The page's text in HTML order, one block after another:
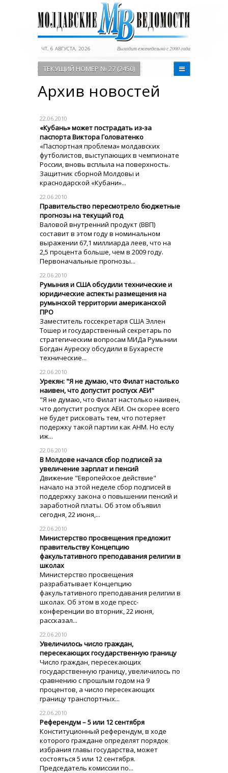
ЧТ, 6 АВГУСТА, 2026 Выходит еженедельно с 2000 года
ТЕКУЩИЙ НОМЕР № 27 (2450)
Архив новостей
22.06.2010
«Кубань» может пострадать из-за
паспорта Виктора Головатенко
«Паспортная проблема» молдавских
футболистов, выступающих в чемпионате
России, вновь всплыла на поверхность.
Защитник сборной Молдовы и
краснодарской «Кубани»...
22.06.2010
Правительство пересмотрело бюджетные
прогнозы на текущий год
Валовой внутренний продукт (ВВП)
составит в этом году в номинальном
выражении 67,1 миллиарда леев, что на
2,5 процента больше, чем в 2009 году.
Первоначальные прогнозы...
22.06.2010
Румыния и США обсудили технические и
юридические аспекты размещения на
румынской территории американской
ПРО
Заместитель госсекретаря США Эллен
Тошер и государственный секретарь по
стратегическим вопросам МИДа Румынии
Богдан Ауреску обсудили в Бухаресте
технические...
22.06.2010
Урекян: "Я не думаю, что Филат настолько
наивен, что допустит роспуск АЕИ"
"Я не думаю, что Филат настолько наивен,
что допустит роспуск АЕИ. Он скорее всего
не будет рисковать тем, что потеряет
подержку такой партии как АНМ. Но еслу
иж...
22.06.2010
В Молдове начался сбор подписей за
увеличение зарплат и пенсий
Движение "Европейское действие"
начало на этой неделе сбор подписей в
поддержку закона о повышении пенсий и
заработной платы. Об этом объявил
сегодня, 22 июня,...
22.06.2010
Министерство просвещения предложит
правительству Концепцию
факультативного преподавания религии в
школах
Министерство просвещения
разрабатывает Концепцию
факультативного преподавания религии в
школах. Об этом в ходе пресс-
конференции во вторник, 22 июня,
рассказал...
22.06.2010
Увеличилось число граждан,
пересекающих государственную границу
Число граждан, пересекающих
государственную границу, увеличилось по
сравнению с прошлым годом на 9
процентов, а число пересекающих
границу транспортных...
22.06.2010
Референдум – 5 или 12 сентября
Конституционный референдум, в ходе
которого граждане определят порядок
избрания главы государства, может
состояться 5 или 12 сентября.
Председатель комиссии по...